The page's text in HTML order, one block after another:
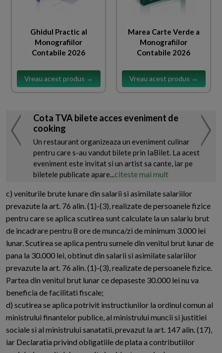
Ghidul Practic al
Monografiilor
Contabile 2026
Vreau acest produs →
Marea Carte Verde a
Monografiilor
Contabile 2026
Vreau acest produs →
Cota TVA bilete acces eveniment de
cooking
Un restaurant organizeaza un eveniment culinar
pentru care s-au vandut bilete prin IaBilet. La acest
eveniment este invitat si un artist sa cante, iar pe
biletele publicate apare...citeste mai mult
c) veniturile brute lunare din salarii si asimilate salariilor
prevazute la art. 76 alin. (1)-(3), realizate de persoanele fizice
pentru care se aplica scutirea sunt calculate la un salariu brut
de incadrare pentru 8 ore de munca/zi de minimum 3.000 lei
lunar. Scutirea se aplica pentru sumele din venitul brut lunar de
pana la 30.000 lei, obtinut din salarii si asimilate salariilor
prevazute la art. 76 alin. (1)-(3), realizate de persoanele fizice.
Partea din venitul brut lunar ce depaseste 30.000 lei nu va
beneficia de facilitati fiscale;
d) scutirea se aplica potrivit instructiunilor la ordinul comun al
ministrului finantelor publice, al ministrului muncii si justitiei
sociale si al ministrului sanatatii, prevazut la art. 147 alin. (17),
iar Declaratia privind obligatiile de plata a contributiilor